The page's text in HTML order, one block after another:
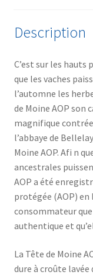
Description
C’est sur les hauts
que les vaches
l’automne les
de Moine AOP son
magnifique
l’abbaye de
Moine AOP. Afi n
ancestrales
AOP a été
protégée (AOP) en
consommateur que
authentique et
La Tête de Moine
dure à croûte lavée